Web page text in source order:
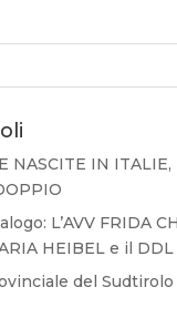
NASCITE IN ITALIE,
L’AVV FRIDA
HEIBEL e il
del